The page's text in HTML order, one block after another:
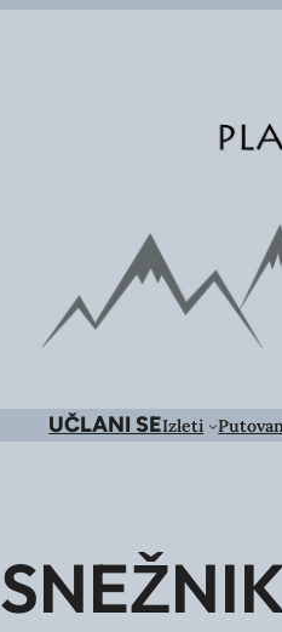
UČLANI SEIzleti